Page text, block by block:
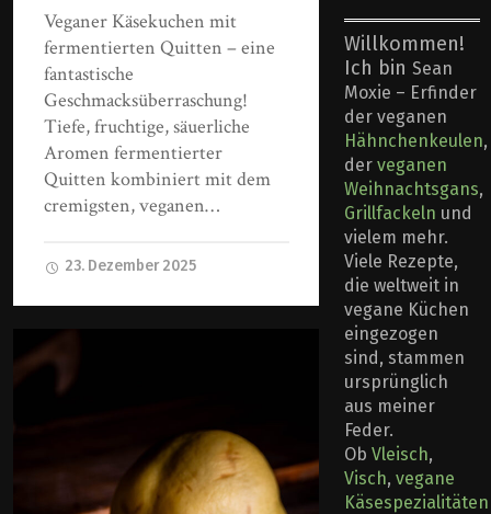
Veganer Käsekuchen mit
fermentierten Quitten – eine
fantastische
Geschmacksüberraschung!
Tiefe, fruchtige, säuerliche
Aromen fermentierter
Quitten kombiniert mit dem
cremigsten, veganen…
23. Dezember 2025
Willkommen!
Ich bin Sean
Moxie – Erfinder
der veganen
Hähnchenkeulen,
der veganen
Weihnachtsgans,
Grillfackeln und
vielem mehr.
Viele Rezepte,
die weltweit in
vegane Küchen
eingezogen
sind, stammen
ursprünglich
aus meiner
Feder.
Ob Vleisch,
Visch, vegane
Käsespezialitäten